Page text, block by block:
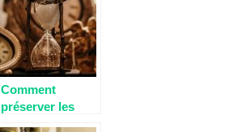
Comment
préserver les